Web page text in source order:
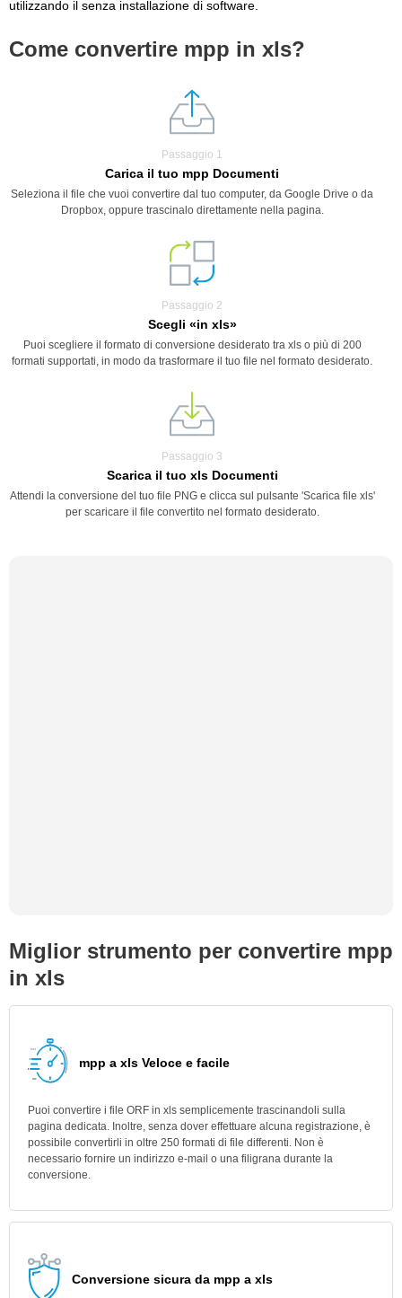
utilizzando il senza installazione di software.
Come convertire mpp in xls?
Passaggio 1
Carica il tuo mpp Documenti
Seleziona il file che vuoi convertire dal tuo computer, da Google Drive o da
Dropbox, oppure trascinalo direttamente nella pagina.
Passaggio 2
Scegli «in xls»
Puoi scegliere il formato di conversione desiderato tra xls o più di 200
formati supportati, in modo da trasformare il tuo file nel formato desiderato.
Passaggio 3
Scarica il tuo xls Documenti
Attendi la conversione del tuo file PNG e clicca sul pulsante 'Scarica file xls'
per scaricare il file convertito nel formato desiderato.
Miglior strumento per convertire mpp
in xls
mpp a xls Veloce e facile
Puoi convertire i file ORF in xls semplicemente trascinandoli sulla
pagina dedicata. Inoltre, senza dover effettuare alcuna registrazione, è
possibile convertirli in oltre 250 formati di file differenti. Non è
necessario fornire un indirizzo e-mail o una filigrana durante la
conversione.
Conversione sicura da mpp a xls